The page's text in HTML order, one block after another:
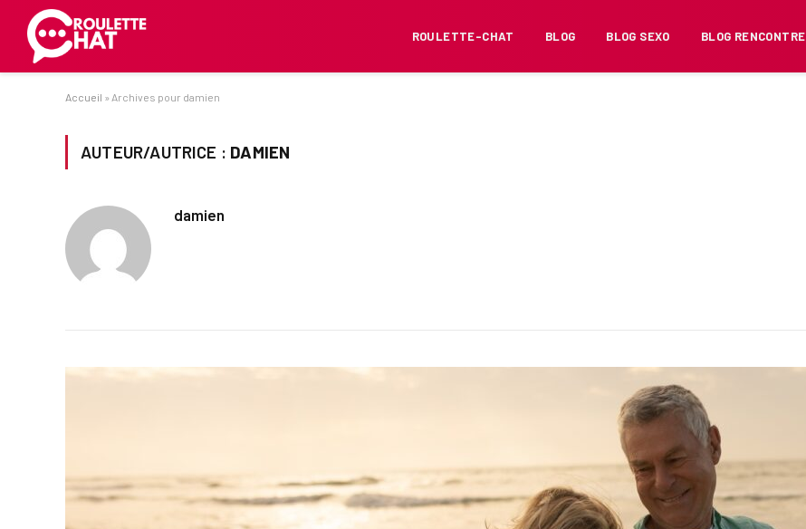
ROULETTE-CHAT BLOG BLOG SEXO BLOG RENCONTRE
Accueil » Archives pour damien
AUTEUR/AUTRICE : DAMIEN
damien